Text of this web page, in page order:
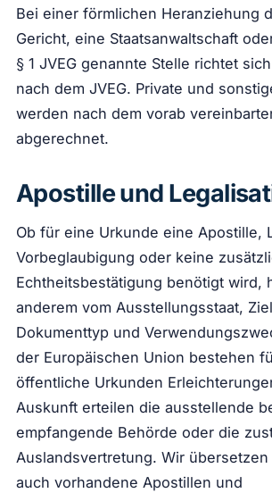
Bei einer förmlichen Heranziehung
Gericht, eine Staatsanwaltschaft
§ 1 JVEG genannte Stelle richtet
nach dem JVEG. Private und
werden nach dem vorab
abgerechnet.
Apostille und
Ob für eine Urkunde eine Apostille,
Vorbeglaubigung oder keine
Echtheitsbestätigung benötigt wird,
anderem vom Ausstellungsstaat,
Dokumenttyp und
der Europäischen Union bestehen
öffentliche Urkunden
Auskunft erteilen die ausstellende
empfangende Behörde oder die
Auslandsvertretung. Wir
auch vorhandene Apostillen und